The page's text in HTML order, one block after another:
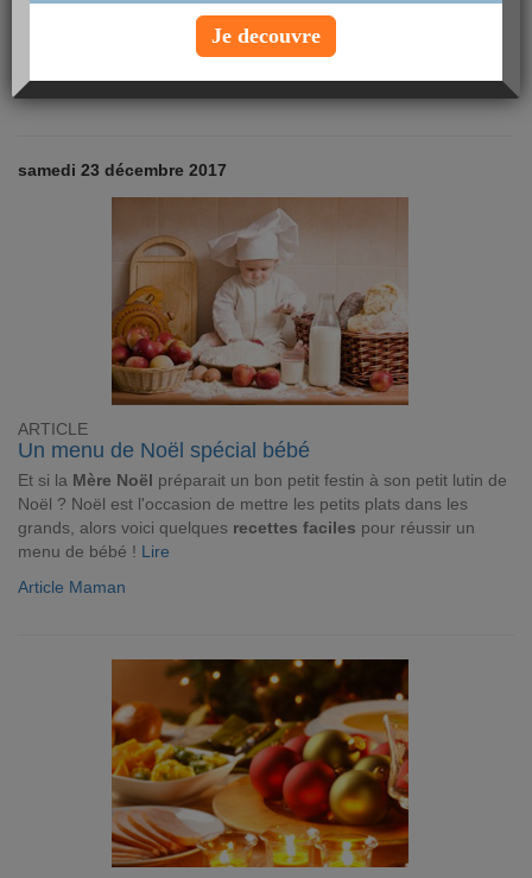
méthode permet de maintenir les apports nutritionnels sans que
le goût ne soit altéré. Voici les bons réflexes pour que vos
aliments gardent leurs bienfaits grâce à la conservation.
Article Forme & Santé
samedi 23 décembre 2017
ARTICLE
Un menu de Noël spécial bébé
Et si la Mère Noël préparait un bon petit festin à son petit lutin de
Noël ? Noël est l'occasion de mettre les petits plats dans les
grands, alors voici quelques recettes faciles pour réussir un
menu de bébé ! Lire
Article Maman
Je decouvre